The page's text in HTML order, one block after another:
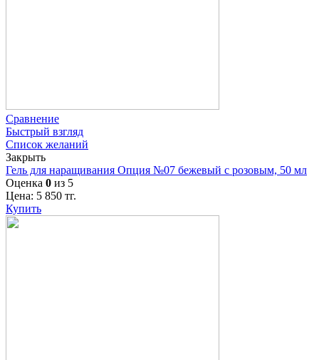
Сравнение
Быстрый взгляд
Список желаний
Закрыть
Гель для наращивания Опция №07 бежевый с розовым, 50 мл
Оценка 0 из 5
Цена: 5 850 тг.
Купить